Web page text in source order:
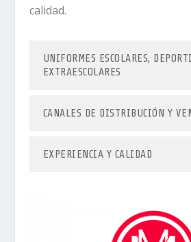
calidad.
UNIFORMES ESCOLARES,
EXTRAESCOLARES
CANALES DE DISTRIBUCIÓN Y
EXPERIENCIA Y CALIDAD